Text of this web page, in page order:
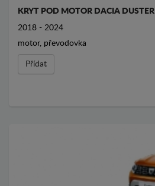
KRYT POD MOTOR DACIA DUSTER
2018 - 2024
motor, převodovka
Přídat